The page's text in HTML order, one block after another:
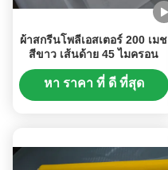
ผ้าสกรีนโพลีเอสเตอร์ 200 เมช
สีขาว เส้นด้าย 45 ไมครอน
หา ราคา ที่ ดี ที่สุด